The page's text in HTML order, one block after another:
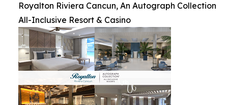
Royalton Riviera Cancun, An Autograph Collection
All-Inclusive Resort & Casino